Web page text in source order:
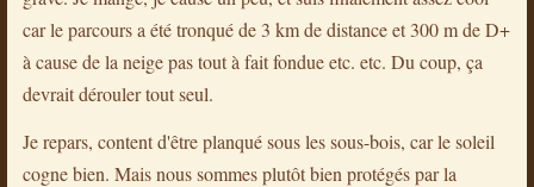
car le parcours a été tronqué de 3 km de distance et 300 m de D+
à cause de la neige pas tout à fait fondue etc. etc. Du coup, ça
devrait dérouler tout seul.
Je repars, content d'être planqué sous les sous-bois, car le soleil
cogne bien. Mais nous sommes plutôt bien protégés par la